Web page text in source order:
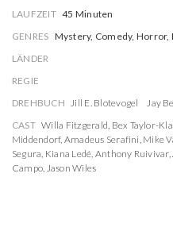
LAUFZEIT 45 Minuten
GENRES Mystery, Comedy,
LÄNDER
REGIE
DREHBUCH Jill E. Blotevogel Jay
CAST Willa Fitzgerald, Bex Taylor-
Middendorf, Amadeus Serafini, Mike
Segura, Kiana Ledé, Anthony Ruivivar,
Campo, Jason Wiles